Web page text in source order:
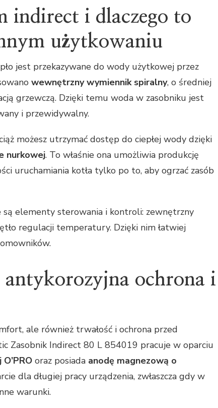
indirect i dlaczego to
użytkowaniu
jest przekazywane do wody użytkowej przez
wewnętrzny wymiennik spiralny, o średniej
grzewczą. Dzięki temu woda w zasobniku jest
i przewidywalny.
możesz utrzymać dostęp do ciepłej wody dzięki
nurkowej. To właśnie ona umożliwia produkcję
uruchamiania kotła tylko po to, aby ogrzać zasób
są elementy sterowania i kontroli: zewnętrzny
regulacji temperatury. Dzięki nim łatwiej
antykorozyjna ochrona i
ale również trwałość i ochrona przed
Zasobnik Indirect 80 L 854019 pracuje w oparciu
oraz posiada anodę magnezową o
dla długiej pracy urządzenia, zwłaszcza gdy w
warunki.